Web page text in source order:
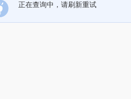
正在查询中，请刷新重试